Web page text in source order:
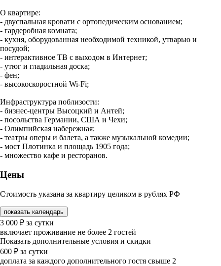
О квартире:
- двуспальная кровати с ортопедическим основанием;
- гардеробная комната;
- кухня, оборудованная необходимой техникой, утварью и
посудой;
- интерактивное ТВ с выходом в Интернет;
- утюг и гладильная доска;
- фен;
- высокоскоростной Wi-Fi;
Инфраструктура поблизости:
- бизнес-центры Высоцкий и Антей;
- посольства Германии, США и Чехи;
- Олимпийская набережная;
- театры оперы и балета, а также музыкальной комедии;
- мост Плотинка и площадь 1905 года;
- множество кафе и ресторанов.
Цены
Стоимость указана за квартиру целиком в рублях РФ
показать календарь
3 000 ₽ за сутки
включает проживание не более 2 гостей
Показать дополнительные условия и скидки
600 ₽ за сутки
доплата за каждого дополнительного гостя свыше 2